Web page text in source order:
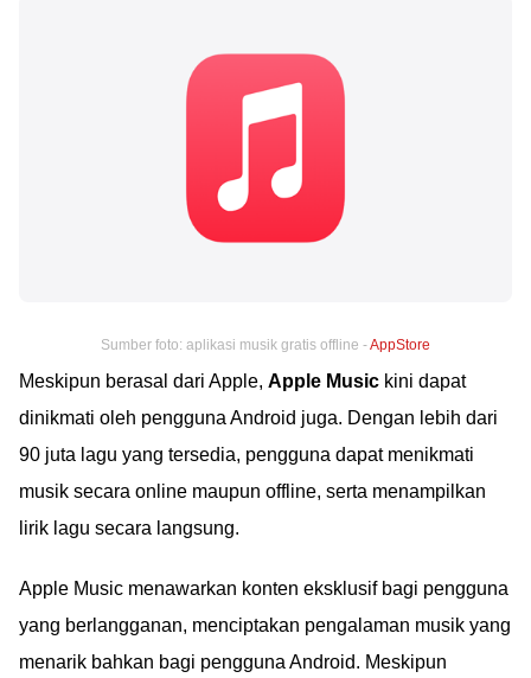
Sumber foto: aplikasi musik gratis offline -AppStore
Meskipun berasal dari Apple, Apple Music kini dapat
dinikmati oleh pengguna Android juga. Dengan lebih dari
90 juta lagu yang tersedia, pengguna dapat menikmati
musik secara online maupun offline, serta menampilkan
lirik lagu secara langsung.
Apple Music menawarkan konten eksklusif bagi pengguna
yang berlangganan, menciptakan pengalaman musik yang
menarik bahkan bagi pengguna Android. Meskipun